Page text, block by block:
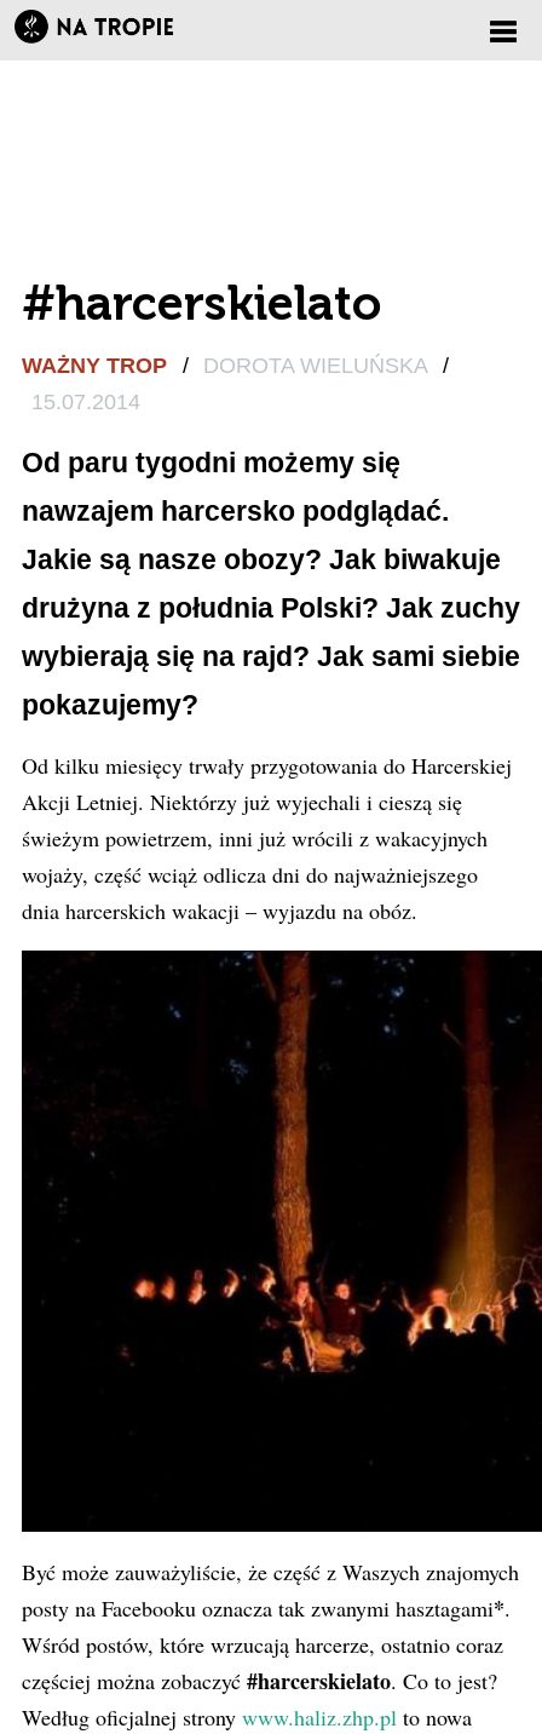
#harcerskielato
WAŻNY TROP / DOROTA WIELUŃSKA /
15.07.2014
Od paru tygodni możemy się
nawzajem harcersko podglądać.
Jakie są nasze obozy? Jak biwakuje
drużyna z południa Polski? Jak zuchy
wybierają się na rajd? Jak sami siebie
pokazujemy?
Od kilku miesięcy trwały przygotowania do Harcerskiej
Akcji Letniej. Niektórzy już wyjechali i cieszą się
świeżym powietrzem, inni już wrócili z wakacyjnych
wojaży, część wciąż odlicza dni do najważniejszego
dnia harcerskich wakacji – wyjazdu na obóz.
Być może zauważyliście, że część z Waszych znajomych
posty na Facebooku oznacza tak zwanymi hasztagami*.
Wśród postów, które wrzucają harcerze, ostatnio coraz
częściej można zobaczyć #harcerskielato. Co to jest?
Według oficjalnej strony www.haliz.zhp.pl to nowa